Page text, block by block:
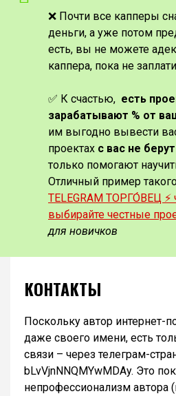
❌ Почти все капперы
деньги, а уже потом
есть, вы не можете
каппера, пока не
✅ К счастью, есть
зарабатывают % от
им выгодно вывести
проектах с вас не
только помогают
Отличный пример
TELEGRAM ТОРГО́ВЕЦ
выбирайте честные
для новичков
КОНТАКТЫ
Поскольку автор интернет-
даже своего имени, есть
связи – через телеграм-
bLvVjnNNQMYwMDAy. Это
непрофессионализм автора